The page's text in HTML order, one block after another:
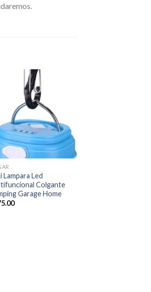
lista de
deseos
+
Lampara Led
Colgante
Garage Home